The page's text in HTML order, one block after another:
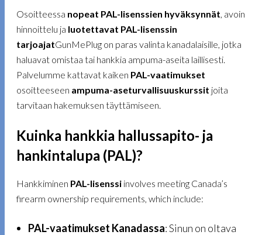
Osoitteessa nopeat PAL-lisenssien hyväksynnät, avoin
hinnoittelu ja luotettavat PAL-lisenssin
tarjoajatGunMePlug on paras valinta kanadalaisille, jotka
haluavat omistaa tai hankkia ampuma-aseita laillisesti.
Palvelumme kattavat kaiken PAL-vaatimukset
osoitteeseen ampuma-aseturvallisuuskurssit joita
tarvitaan hakemuksen täyttämiseen.
Kuinka hankkia hallussapito- ja
hankintalupa (PAL)?
Hankkiminen PAL-lisenssi involves meeting Canada’s
firearm ownership requirements, which include:
PAL-vaatimukset Kanadassa: Sinun on oltava